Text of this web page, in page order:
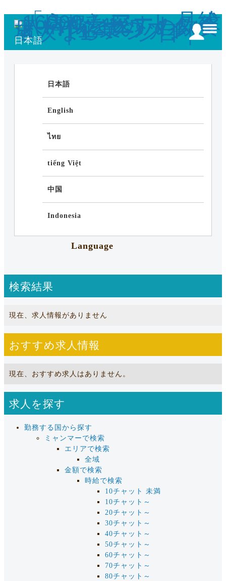
日本語
日本語
English
ไทย
tiếng Việt
中国
Indonesia
Language
検索結果
現在、求人情報がありません
おすすめ求人情報
現在、おすすめ求人はありません。
求人を探す
勤務する国から探す
ミャンマーで検索
エリアで検索
全域
金額で検索
時給で検索
10チャット 未満
10チャット～
20チャット～
30チャット～
40チャット～
50チャット～
60チャット～
70チャット～
80チャット～